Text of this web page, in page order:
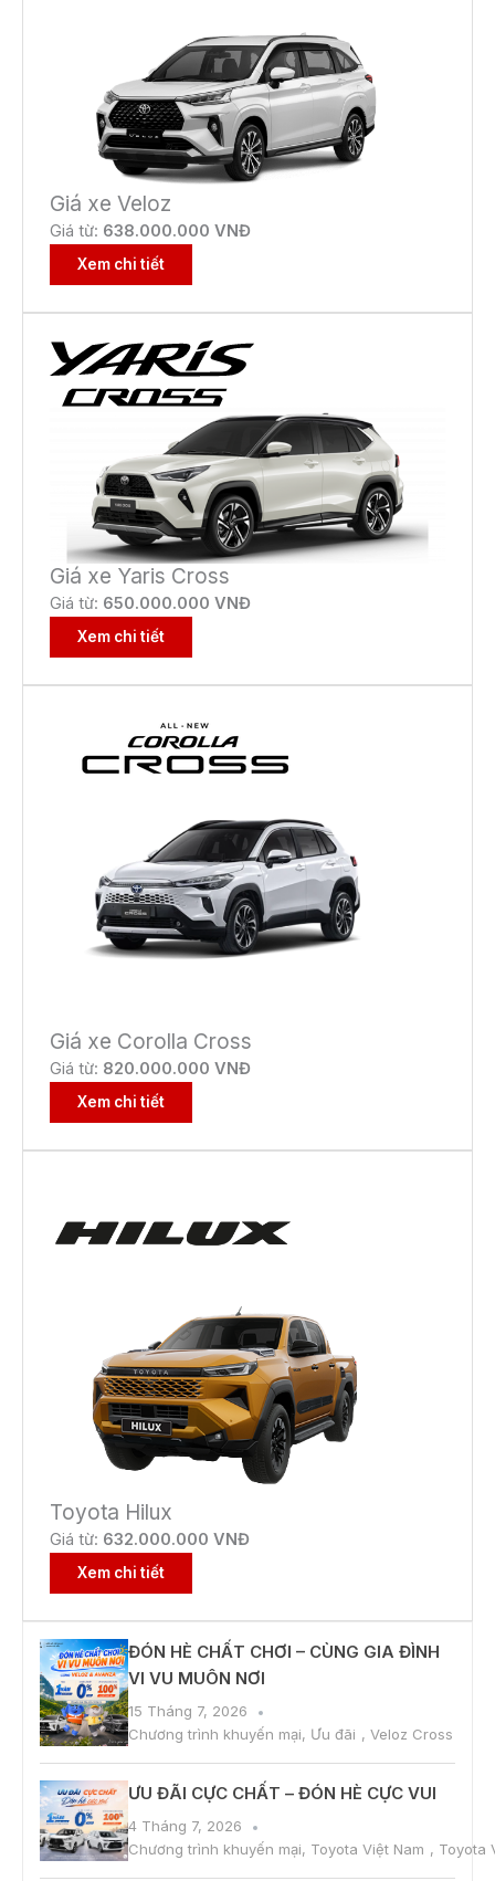
Giá xe Veloz
Giá từ: 638.000.000 VNĐ
Xem chi tiết
Giá xe Yaris Cross
Giá từ: 650.000.000 VNĐ
Xem chi tiết
Giá xe Corolla Cross
Giá từ: 820.000.000 VNĐ
Xem chi tiết
Toyota Hilux
Giá từ: 632.000.000 VNĐ
Xem chi tiết
ĐÓN HÈ CHẤT CHƠI – CÙNG GIA ĐÌNH
VI VU MUÔN NƠI
15 Tháng 7, 2026
Chương trình khuyến mại, Ưu đãi , Veloz Cross
ƯU ĐÃI CỰC CHẤT – ĐÓN HÈ CỰC VUI
4 Tháng 7, 2026
Chương trình khuyến mại, Toyota Việt Nam , Toyota